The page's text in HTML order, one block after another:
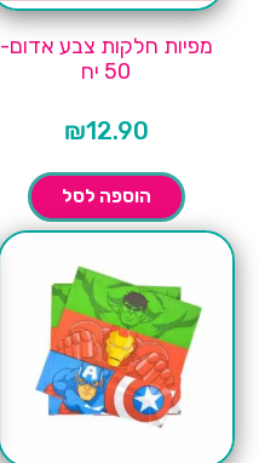
מפיות חלקות צבע אדום-
50 יח
₪12.90
הוספה לסל